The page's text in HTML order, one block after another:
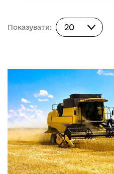
Показувати: Показувати:
20